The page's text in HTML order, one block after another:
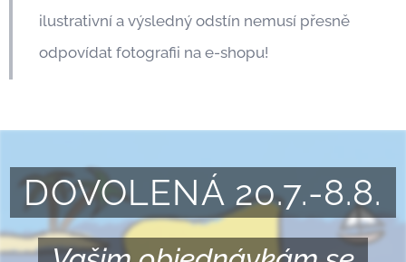
ilustrativní a výsledný odstín nemusí přesně
odpovídat fotografii na e-shopu!
DOVOLENÁ 20.7.-8.8.